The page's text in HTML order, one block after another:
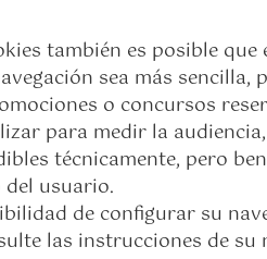
también es posible
sea más
o concursos
para medir la
técnicamente, pero
usuario.
de configurar su
las instrucciones de